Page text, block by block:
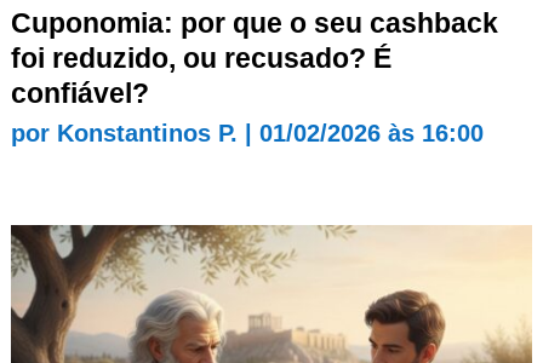
Cuponomia: por que o seu cashback
foi reduzido, ou recusado? É
confiável?
por Konstantinos P. 01/02/2026 às 16:00